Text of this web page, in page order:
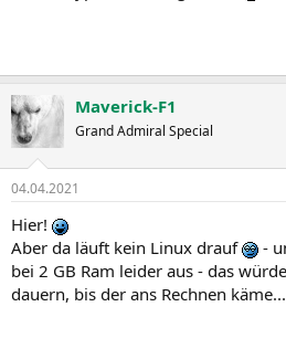
Maverick-F1
Grand Admiral Special
04.04.2021
Hier!
Aber da läuft kein Linux drauf
-
bei 2 GB Ram leider aus - das
dauern, bis der ans Rechnen käme...